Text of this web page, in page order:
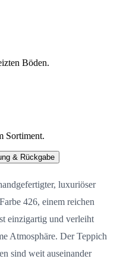
Böden.
Sortiment.
& Rückgabe
luxuriöser
426, einem reichen
einzigartig und verleiht
Atmosphäre. Der Teppich
sind weit auseinander